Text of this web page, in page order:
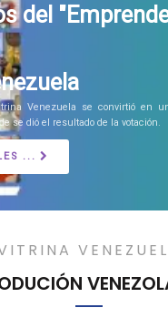
del
Venezuela se convirtió en
se dió el resultado de la votación.
...